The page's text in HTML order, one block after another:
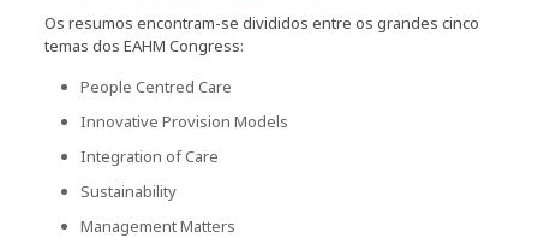
Os resumos encontram-se divididos entre os grandes cinco
temas dos EAHM Congress:
People Centred Care
Innovative Provision Models
Integration of Care
Sustainability
Management Matters